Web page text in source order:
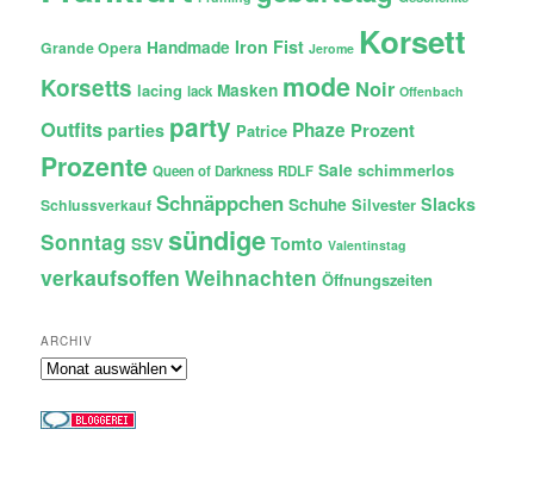
Grande Opera Handmade Iron Fist Jerome Korsett
Korsetts lacing lack Masken mode Noir Offenbach
Outfits parties party Patrice Phaze Prozent
Prozente Queen of Darkness RDLF Sale schimmerlos
Schlussverkauf Schnäppchen Schuhe Silvester Slacks
Sonntag SSV sündige Tomto Valentinstag
verkaufsoffen Weihnachten Öffnungszeiten
ARCHIV
Archiv